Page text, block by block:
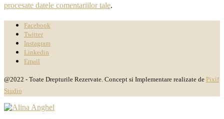
procesate datele comentariilor tale.
Facebook
Twitter
Instagram
Linkedin
Email
@2022 - Toate Drepturile Rezervate. Concept si Implementare realizate de Pixif
Studio